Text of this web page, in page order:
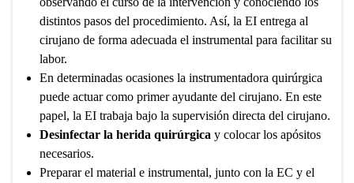
distintos pasos del procedimiento. Así, la EI entrega al
cirujano de forma adecuada el instrumental para facilitar su
labor.
En determinadas ocasiones la instrumentadora quirúrgica
puede actuar como primer ayudante del cirujano. En este
papel, la EI trabaja bajo la supervisión directa del cirujano.
Desinfectar la herida quirúrgica y colocar los apósitos
necesarios.
Preparar el material e instrumental, junto con la EC y el